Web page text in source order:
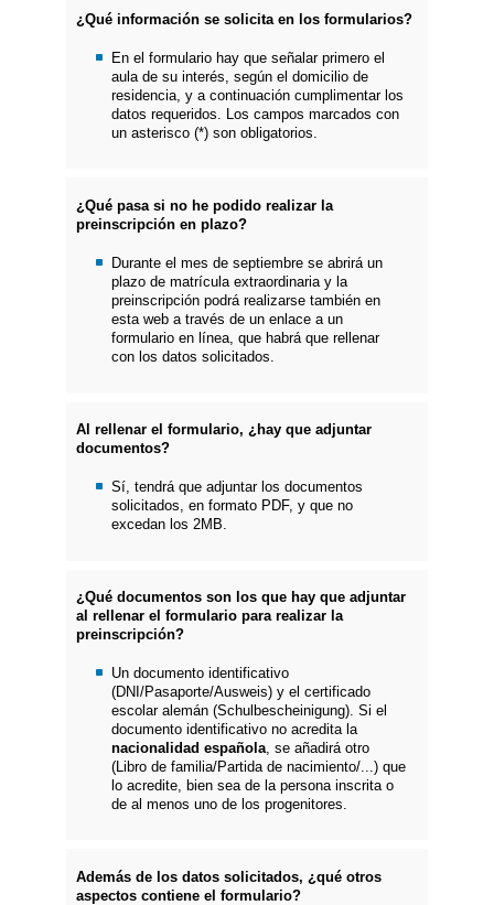
¿Qué información se solicita en los formularios?
En el formulario hay que señalar primero el
aula de su interés, según el domicilio de
residencia, y a continuación cumplimentar los
datos requeridos. Los campos marcados con
un asterisco (*) son obligatorios.
¿Qué pasa si no he podido realizar la
preinscripción en plazo?
Durante el mes de septiembre se abrirá un
plazo de matrícula extraordinaria y la
preinscripción podrá realizarse también en
esta web a través de un enlace a un
formulario en línea, que habrá que rellenar
con los datos solicitados.
Al rellenar el formulario, ¿hay que adjuntar
documentos?
Sí, tendrá que adjuntar los documentos
solicitados, en formato PDF, y que no
excedan los 2MB.
¿Qué documentos son los que hay que adjuntar
al rellenar el formulario para realizar la
preinscripción?
Un documento identificativo
(DNI/Pasaporte/Ausweis) y el certificado
escolar alemán (Schulbescheinigung). Si el
documento identificativo no acredita la
nacionalidad española, se añadirá otro
(Libro de familia/Partida de nacimiento/...) que
lo acredite, bien sea de la persona inscrita o
de al menos uno de los progenitores.
Además de los datos solicitados, ¿qué otros
aspectos contiene el formulario?